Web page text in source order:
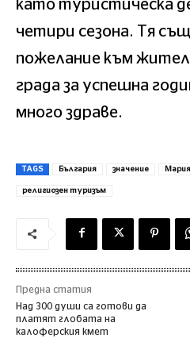
като туристическа
четири сезона. Тя
пожелание към
града за успешна
много здраве.
TAGS България значение
религиозен туризъм
Предна статия
Над 300 души са готови да
платят глобата на
калоферския кмет